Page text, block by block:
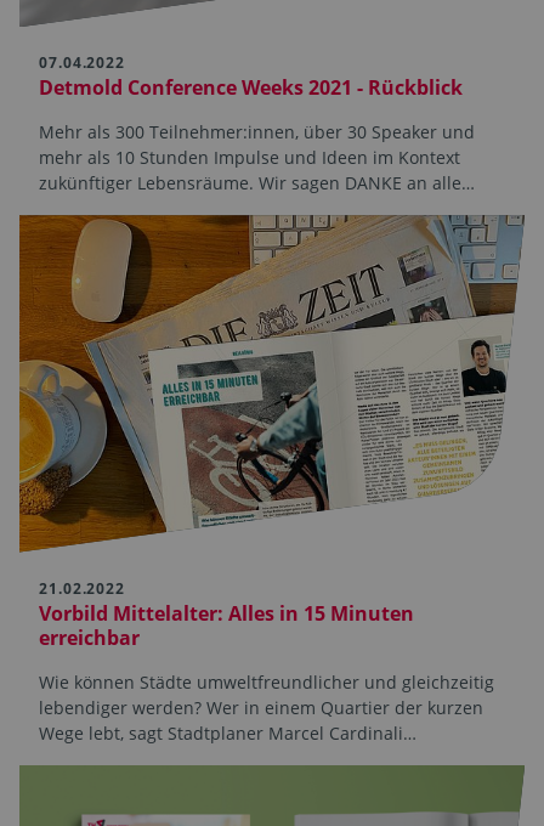
07.04.2022
Detmold Conference Weeks 2021 - Rückblick
Mehr als 300 Teilnehmer:innen, über 30 Speaker und
mehr als 10 Stunden Impulse und Ideen im Kontext
zukünftiger Lebensräume. Wir sagen DANKE an alle…
21.02.2022
Vorbild Mittelalter: Alles in 15 Minuten
erreichbar
Wie können Städte umweltfreundlicher und gleichzeitig
lebendiger werden? Wer in einem Quartier der kurzen
Wege lebt, sagt Stadtplaner Marcel Cardinali…